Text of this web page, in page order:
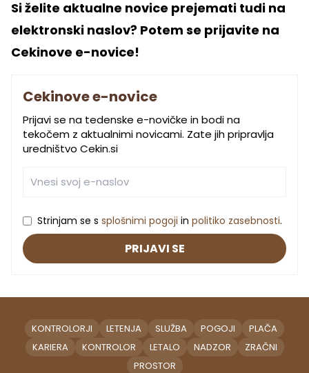
Si želite aktualne novice prejemati tudi na
elektronski naslov? Potem se prijavite na
Cekinove e-novice!
Cekinove e-novice
Prijavi se na tedenske e-novičke in bodi na
tekočem z aktualnimi novicami. Zate jih pripravlja
uredništvo Cekin.si
Strinjam se s splošnimi pogoji in politiko zasebnosti.
PRIJAVI SE
KONTROLORJI LETENJA SLUŽBA POGOJI
PLAČA
KARIERA
KONTROLOR LETALO NADZOR
ZRAČNI
PROSTOR